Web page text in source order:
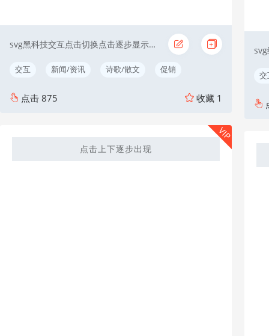
svg黑科技交互点击切换点击逐步显示简约
交互 新闻/资讯 诗歌/散文 促销
点击 875 收藏 1
点击上下逐步出现
VIP
交